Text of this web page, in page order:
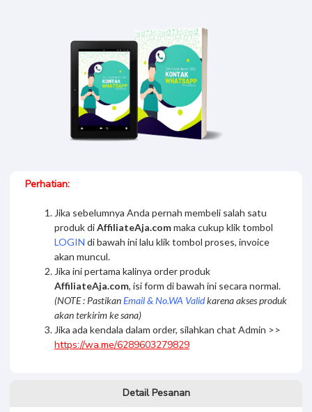
Perhatian:
Jika sebelumnya Anda pernah membeli salah satu
produk diAffiliateAja.commaka cukup klik tombol
LOGIN di bawah ini lalu klik tombol proses, invoice
akan muncul.
Jika ini pertama kalinya order produk
AffiliateAja.com, isi form di bawah ini secara normal.
(NOTE : PastikanEmail & No.WA Validkarena akses produk
akan terkirim ke sana)
Jika ada kendala dalam order, silahkan chat Admin >>
https://wa.me/6289603279829
Detail Pesanan
[100%] Ebook 1.000 Kontak WA